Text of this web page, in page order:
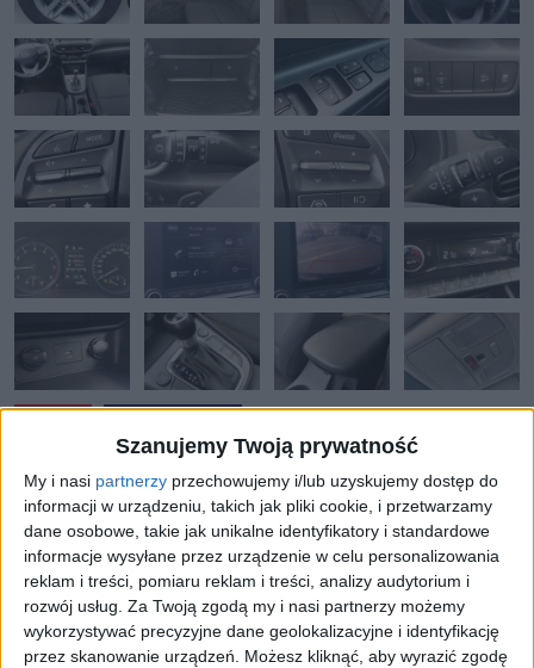
Szanujemy Twoją prywatność
My i nasi partnerzy przechowujemy i/lub uzyskujemy dostęp do
informacji w urządzeniu, takich jak pliki cookie, i przetwarzamy
dane osobowe, takie jak unikalne identyfikatory i standardowe
informacje wysyłane przez urządzenie w celu personalizowania
reklam i treści, pomiaru reklam i treści, analizy audytorium i
rozwój usług. Za Twoją zgodą my i nasi partnerzy możemy
wykorzystywać precyzyjne dane geolokalizacyjne i identyfikację
przez skanowanie urządzeń. Możesz kliknąć, aby wyrazić zgodę
DANE I WYPOSAŻENIE OPIS DODATKOWY
Numer oferty: AAU05299IE
Rocznik: 2021